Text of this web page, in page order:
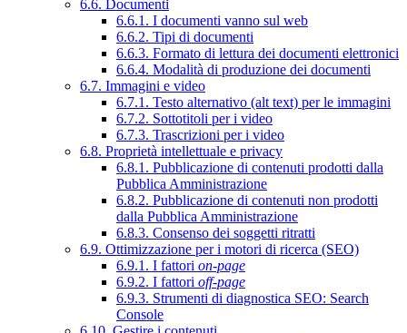
6.6. Documenti
6.6.1. I documenti vanno sul web
6.6.2. Tipi di documenti
6.6.3. Formato di lettura dei documenti elettronici
6.6.4. Modalità di produzione dei documenti
6.7. Immagini e video
6.7.1. Testo alternativo (alt text) per le immagini
6.7.2. Sottotitoli per i video
6.7.3. Trascrizioni per i video
6.8. Proprietà intellettuale e privacy
6.8.1. Pubblicazione di contenuti prodotti dalla
Pubblica Amministrazione
6.8.2. Pubblicazione di contenuti non prodotti
dalla Pubblica Amministrazione
6.8.3. Consenso dei soggetti ritratti
6.9. Ottimizzazione per i motori di ricerca (SEO)
6.9.1. I fattori on-page
6.9.2. I fattori off-page
6.9.3. Strumenti di diagnostica SEO: Search
Console